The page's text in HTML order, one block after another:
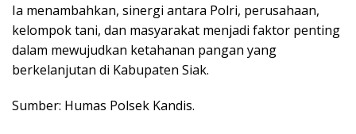
Ia menambahkan, sinergi antara Polri, perusahaan,
kelompok tani, dan masyarakat menjadi faktor penting
dalam mewujudkan ketahanan pangan yang
berkelanjutan di Kabupaten Siak.
Sumber: Humas Polsek Kandis.